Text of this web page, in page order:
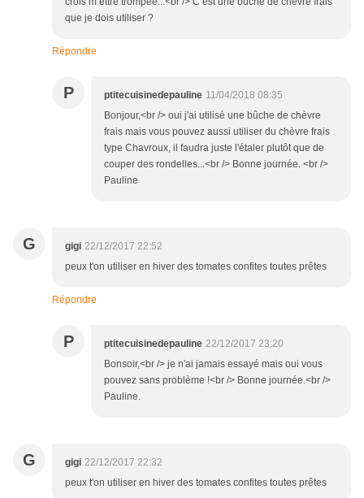
que je dois utiliser ?
Répondre
P ptitecuisinedepauline 11/04/2018 08:35
Bonjour,<br /> oui j'ai utilisé une bûche de chèvre
frais mais vous pouvez aussi utiliser du chèvre frais
type Chavroux, il faudra juste l'étaler plutôt que de
couper des rondelles...<br /> Bonne journée. <br />
Pauline
G gigi 22/12/2017 22:52
peux t'on utiliser en hiver des tomates confites toutes prêtes
Répondre
P ptitecuisinedepauline 22/12/2017 23:20
Bonsoir,<br /> je n'ai jamais essayé mais oui vous
pouvez sans problème !<br /> Bonne journée.<br />
Pauline.
G gigi 22/12/2017 22:32
peux t'on utiliser en hiver des tomates confites toutes prêtes